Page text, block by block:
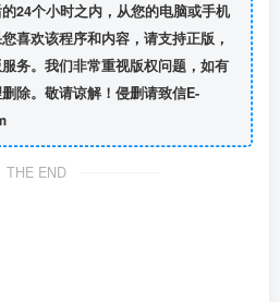
24个小时之内，从您的电脑或手机
喜欢该程序和内容，请支持正版，
务。我们非常重视版权问题，如有
除。敬请谅解！侵删请致信E-
THE END